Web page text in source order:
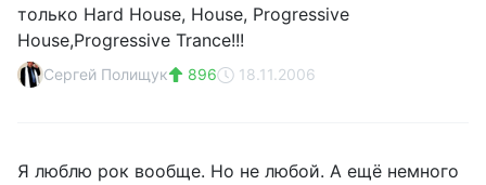
только Hard House, House, Progressive
House,Progressive Trance!!!
Сергей Полищук 896 18.11.2006
Я люблю рок вообще. Но не любой. А ещё немного